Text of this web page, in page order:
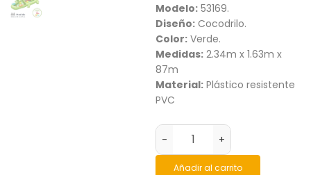
Modelo: 53169.
Diseño: Cocodrilo.
Color: Verde.
Medidas: 2.34m x 1.63m x
87m
Material: Plástico resistente
PVC
- +
Añadir al carrito